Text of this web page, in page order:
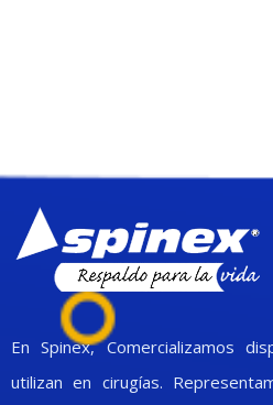
En Spinex, Comercializamos
utilizan en cirugías.